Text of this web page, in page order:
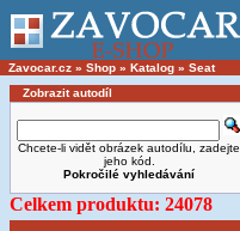
Zavocar.cz » Shop » Katalog » Seat
Zobrazit autodíl
Chcete-li vidět obrázek autodílu, zadejte
jeho kód.
Pokročilé vyhledávání
Celkem produktu: 24078